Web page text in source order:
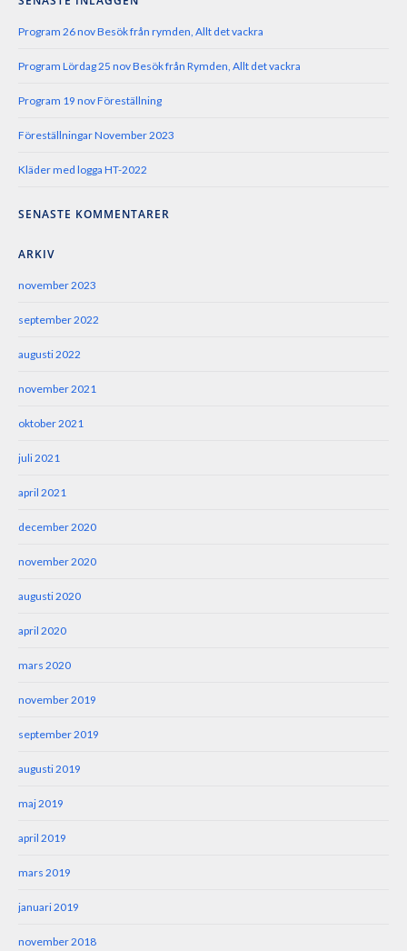
Program 26 nov Besök från rymden, Allt det vackra
Program Lördag 25 nov Besök från Rymden, Allt det vackra
Program 19 nov Föreställning
Föreställningar November 2023
Kläder med logga HT-2022
SENASTE KOMMENTARER
ARKIV
november 2023
september 2022
augusti 2022
november 2021
oktober 2021
juli 2021
april 2021
december 2020
november 2020
augusti 2020
april 2020
mars 2020
november 2019
september 2019
augusti 2019
maj 2019
april 2019
mars 2019
januari 2019
november 2018